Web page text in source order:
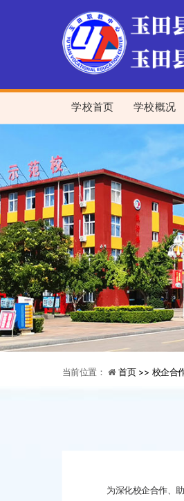
学校首页 学校概况
当前位置： 首页 >> 校企合
为深化校企合作、助